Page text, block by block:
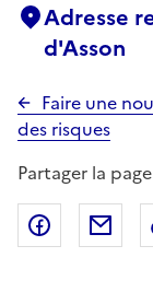
Adresse
d'Asson
Faire une
des risques
Partager la page
Partager